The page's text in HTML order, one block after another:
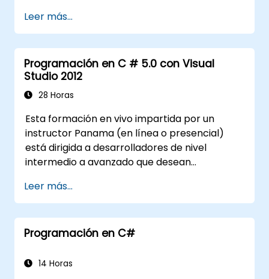
Leer más...
Programación en C # 5.0 con Visual
Studio 2012
28 Horas
Esta formación en vivo impartida por un
instructor Panama (en línea o presencial)
está dirigida a desarrolladores de nivel
intermedio a avanzado que desean
relacionados con la programación orientada
a objetos en C#. Al finalizar esta formación,
los participantes podrán: Conocer los
recursos y herramientas de MSDN para
Microsoft Visual Studio.
Leer más...
Programación en C#
14 Horas